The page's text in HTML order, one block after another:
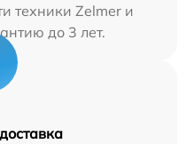
техники Zelmer и
до 3 лет.